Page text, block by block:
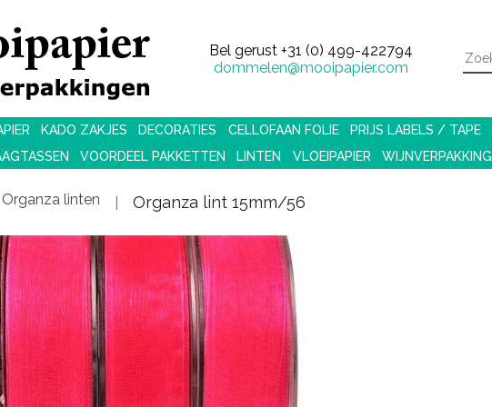
Bel gerust +31 (0) 499-422794
dommelen@mooipapier.com
KADO ZAKJES DECORATIES CELLOFAAN FOLIE PRIJS LABELS / TAPE
VOORDEEL PAKKETTEN LINTEN VLOEIPAPIER WIJNVERPAKKING
Organza linten Organza lint 15mm/56